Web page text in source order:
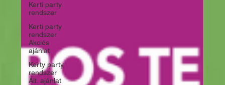
Kerti party
rendszer
Kerti party
rendszer
Akciós
ajánlat
Kerty party
rendszer
Ált. ajánlat